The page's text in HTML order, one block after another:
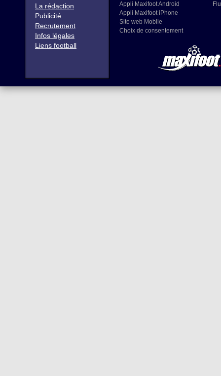
La rédaction
Publicité
Recrutement
Infos légales
Liens football
Appli Maxifoot Android
Appli Maxifoot iPhone
Site web Mobile
Choix de consentement